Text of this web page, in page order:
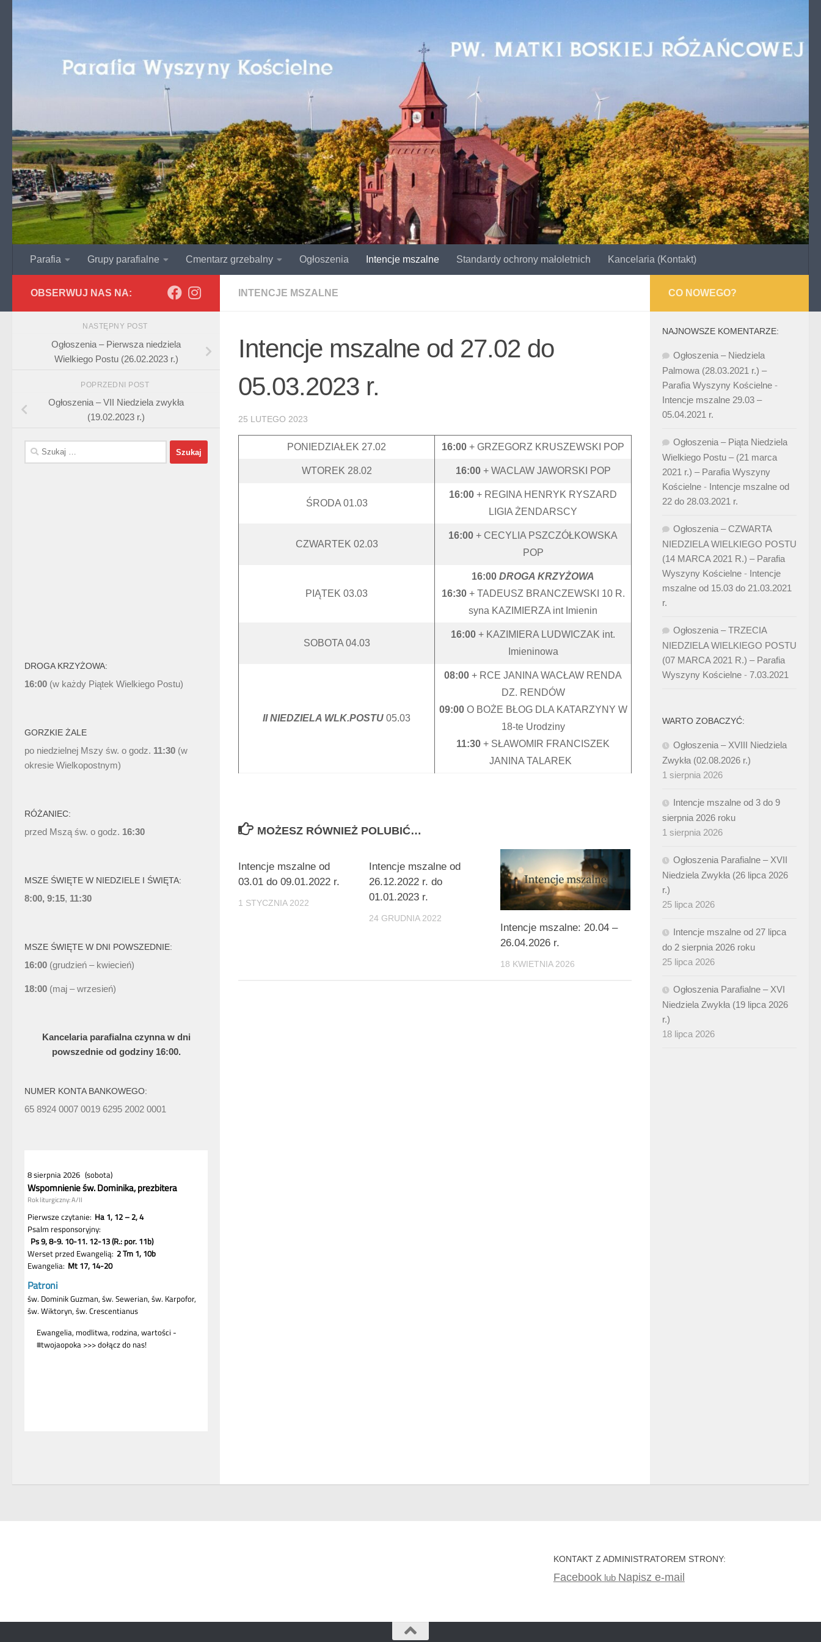
Przejdź do treści
Parafia Grupy parafialne Cmentarz grzebalny Ogłoszenia Intencje mszalne Standardy ochrony małoletnich Kancelaria (Kontakt)
INTENCJE MSZALNE
Intencje mszalne od 27.02 do
05.03.2023 r.
25 LUTEGO 2023
PONIEDZIAŁEK 27.02 16:00 + GRZEGORZ KRUSZEWSKI POP
WTOREK 28.02 16:00 + WACLAW JAWORSKI POP
ŚRODA 01.03
16:00 + REGINA HENRYK RYSZARD
LIGIA ŻENDARSCY
CZWARTEK 02.03
16:00 + CECYLIA PSZCZÓŁKOWSKA
POP
PIĄTEK 03.03
16:00 DROGA KRZYŻOWA
16:30 + TADEUSZ BRANCZEWSKI 10 R.
syna KAZIMIERZA int Imienin
SOBOTA 04.03
16:00 + KAZIMIERA LUDWICZAK int.
Imieninowa
II NIEDZIELA WLK.POSTU 05.03
08:00 + RCE JANINA WACŁAW RENDA
DZ. RENDÓW
09:00O BOŻE BŁOG DLA KATARZYNY W
18-te Urodziny
11:30 + SŁAWOMIR FRANCISZEK
JANINA TALAREK
MOŻESZ RÓWNIEŻ POLUBIĆ…
Intencje mszalne od
03.01 do 09.01.2022 r.
1 STYCZNIA 2022
Intencje mszalne od
26.12.2022 r. do
01.01.2023 r.
24 GRUDNIA 2022
Intencje mszalne: 20.04 –
26.04.2026 r.
18 KWIETNIA 2026
OBSERWUJ NAS NA:
NASTĘPNY POST
Ogłoszenia – Pierwsza niedziela
Wielkiego Postu (26.02.2023 r.)
POPRZEDNI POST
Ogłoszenia – VII Niedziela zwykła
(19.02.2023 r.)
Szukaj:
DROGA KRZYŻOWA:
16:00 (w każdy Piątek Wielkiego Postu)
GORZKIE ŻALE
po niedzielnej Mszy św. o godz. 11:30 (w
okresie Wielkopostnym)
RÓŻANIEC:
przed Mszą św. o godz. 16:30
MSZE ŚWIĘTE W NIEDZIELE I ŚWIĘTA:
8:00, 9:15, 11:30
MSZE ŚWIĘTE W DNI POWSZEDNIE:
16:00 (grudzień – kwiecień)
18:00 (maj – wrzesień)
Kancelaria parafialna czynna w dni
powszednie od godziny 16:00.
NUMER KONTA BANKOWEGO:
65 8924 0007 0019 6295 2002 0001
CO NOWEGO?
NAJNOWSZE KOMENTARZE:
Ogłoszenia – Niedziela
Palmowa (28.03.2021 r.) –
Parafia Wyszyny Kościelne -
Intencje mszalne 29.03 –
05.04.2021 r.
Ogłoszenia – Piąta Niedziela
Wielkiego Postu – (21 marca
2021 r.) – Parafia Wyszyny
Kościelne - Intencje mszalne od
22 do 28.03.2021 r.
Ogłoszenia – CZWARTA
NIEDZIELA WIELKIEGO POSTU
(14 MARCA 2021 R.) – Parafia
Wyszyny Kościelne - Intencje
mszalne od 15.03 do 21.03.2021
r.
Ogłoszenia – TRZECIA
NIEDZIELA WIELKIEGO POSTU
(07 MARCA 2021 R.) – Parafia
Wyszyny Kościelne - 7.03.2021
WARTO ZOBACZYĆ:
Ogłoszenia – XVIII Niedziela
Zwykła (02.08.2026 r.)
1 sierpnia 2026
Intencje mszalne od 3 do 9
sierpnia 2026 roku
1 sierpnia 2026
Ogłoszenia Parafialne – XVII
Niedziela Zwykła (26 lipca 2026
r.)
25 lipca 2026
Intencje mszalne od 27 lipca
do 2 sierpnia 2026 roku
25 lipca 2026
Ogłoszenia Parafialne – XVI
Niedziela Zwykła (19 lipca 2026
r.)
18 lipca 2026
KONTAKT Z ADMINISTRATOREM STRONY:
Facebooklub Napisz e-mail